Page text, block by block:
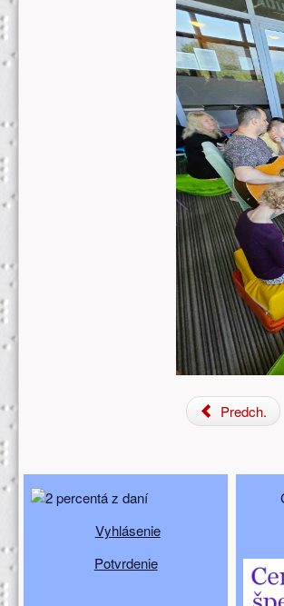
Predch.
Doplňujúci obsah
Vyhlásenie
Potvrdenie